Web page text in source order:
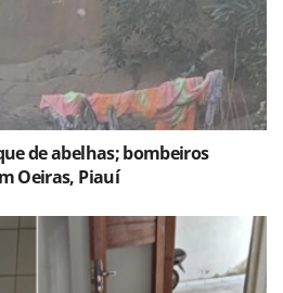
de abelhas; bombeiros
Oeiras, Piauí